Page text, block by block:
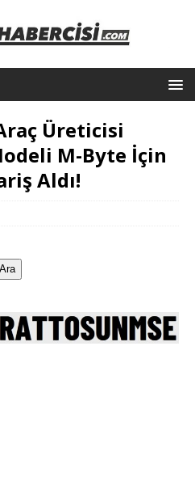
Üreticisi
M-Byte İçin
Aldı!
Ara